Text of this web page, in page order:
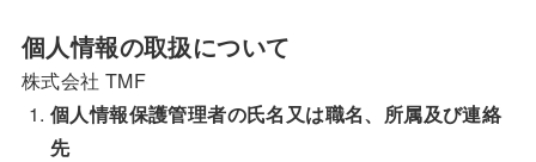
個人情報の取扱について
株式会社 TMF
個人情報保護管理者の氏名又は職名、所属及び連絡
先